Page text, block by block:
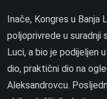
Inače, Kongres u Banja
poljoprivrede u suradnji
Luci, a bio je podijeljen
dio, praktični dio na
Aleksandrovcu.